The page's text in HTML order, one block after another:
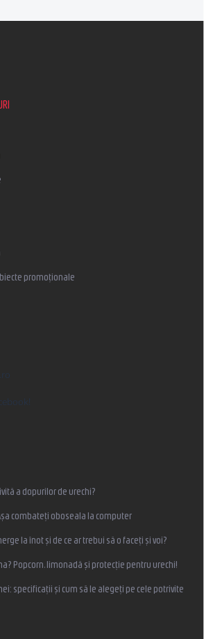
promoționale
a dopurilor de urechi?
combateți oboseala la computer
la înot și de ce ar trebui să o faceți și voi?
Popcorn, limonadă și protecție pentru urechi!
specificații și cum să le alegeți pe cele potrivite